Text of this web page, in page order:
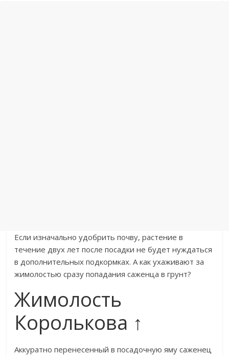
​Если изначально удобрить почву, растение в
течение двух лет после посадки не будет нуждаться
в дополнительных подкормках. А как ухаживают за
жимолостью сразу попадания саженца в грунт?​
Жимолость
Королькова ↑
​Аккуратно перенесенный в посадочную яму саженец